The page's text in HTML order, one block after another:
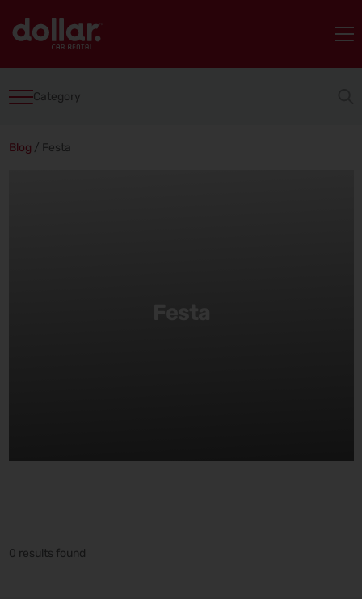
Category
Blog / Festa
0 results found